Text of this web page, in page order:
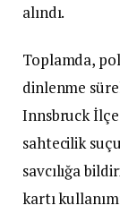
alındı.
Toplamda,
dinlenme
Innsbruck
sahtecilik
savcılığa
kartı